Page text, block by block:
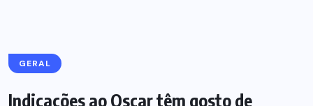
GERAL
Indicações ao Oscar têm gosto de